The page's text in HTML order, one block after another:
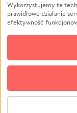
Pomoc
Projekty
Pogrzeb
Społeczność
Kultura
Wykorzystujemy te
prawidłowe działanie
efektywność
technologii do celów
zgodę na ich
możliwość zmiany
do której link
cookie wykorzystywane
działanie serwisu